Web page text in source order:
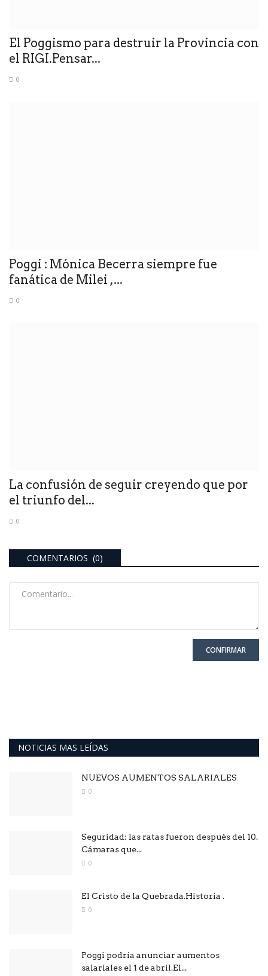
El Poggismo para destruir la Provincia con
el RIGI.Pensar...
0
Poggi : Mónica Becerra siempre fue
fanática de Milei ,...
0
La confusión de seguir creyendo que por
el triunfo del...
0
COMENTARIOS (0)
CONFIRMAR
NOTICIAS MAS LEÍDAS
NUEVOS AUMENTOS SALARIALES
0
Seguridad: las ratas fueron después del 10.
Cámaras que...
0
El Cristo de la Quebrada.Historia .
0
Poggi podría anunciar aumentos
salariales el 1 de abril.El...